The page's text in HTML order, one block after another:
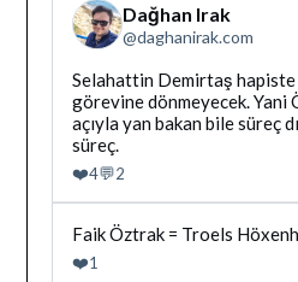
Dağhan Irak
@daghanirak.com
Bluesky'da
Dağhan
Irak
tarafindan
yazilan
gonderiyi
goruntule
Selahattin Demirtaş hapiste
görevine dönmeyecek. Yani
açıyla yan bakan bile süreç
süreç.
❤️4💬2
Bluesky'da
Dağhan
Irak
Faik Öztrak = Troels
❤️1